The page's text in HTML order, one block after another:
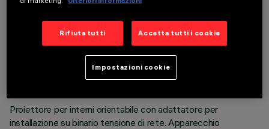
DATI TECNICI
ULTIMO AGGIORNAMENTO: 06/08/2026
Proiettore per interni orientabile con adattatore per
installazione su binario tensione di rete. Apparecchio
Rifiuta tutti Accetta tutti i cookie
Impostazioni cookie